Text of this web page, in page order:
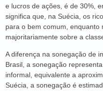
e lucros de ações, é de 30%,
significa que, na Suécia, os
para o bem comum, enquanto
majoritariamente sobre a
A diferença na sonegação de
Brasil, a sonegação
informal, equivalente a
Suécia, a sonegação é